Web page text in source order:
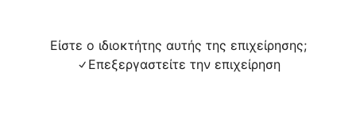
Είστε ο ιδιοκτήτης αυτής της επιχείρησης;
Επεξεργαστείτε την επιχείρηση